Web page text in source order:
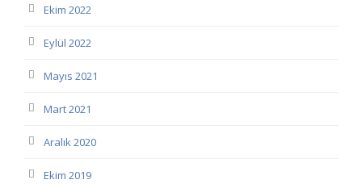
Ekim 2022
Eylül 2022
Mayıs 2021
Mart 2021
Aralık 2020
Ekim 2019